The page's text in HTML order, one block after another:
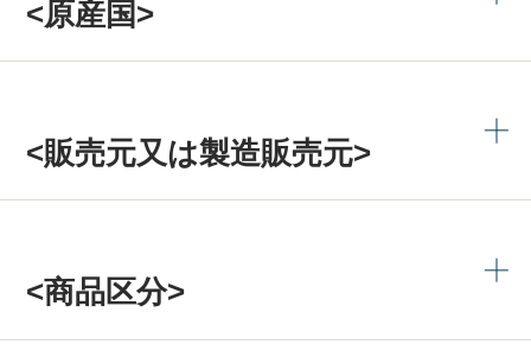
<原産国>
<販売元又は製造販売元>
<商品区分>